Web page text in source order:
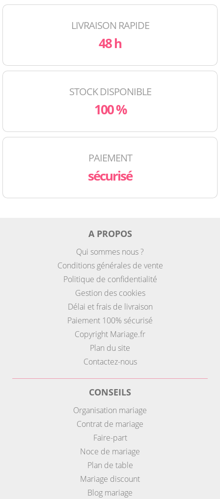
LIVRAISON RAPIDE
48 h
STOCK DISPONIBLE
100 %
PAIEMENT
sécurisé
A PROPOS
Qui sommes nous ?
Conditions générales de vente
Politique de confidentialité
Gestion des cookies
Délai et frais de livraison
Paiement 100% sécurisé
Copyright Mariage.fr
Plan du site
Contactez-nous
CONSEILS
Organisation mariage
Contrat de mariage
Faire-part
Noce de mariage
Plan de table
Mariage discount
Blog mariage